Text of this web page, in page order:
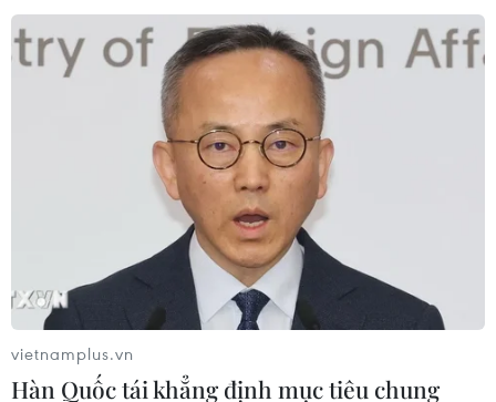
Bảng tổng sắp huy chương SEA Games
vietnamplus.vn
Hàn Quốc tái khẳng định mục tiêu chung